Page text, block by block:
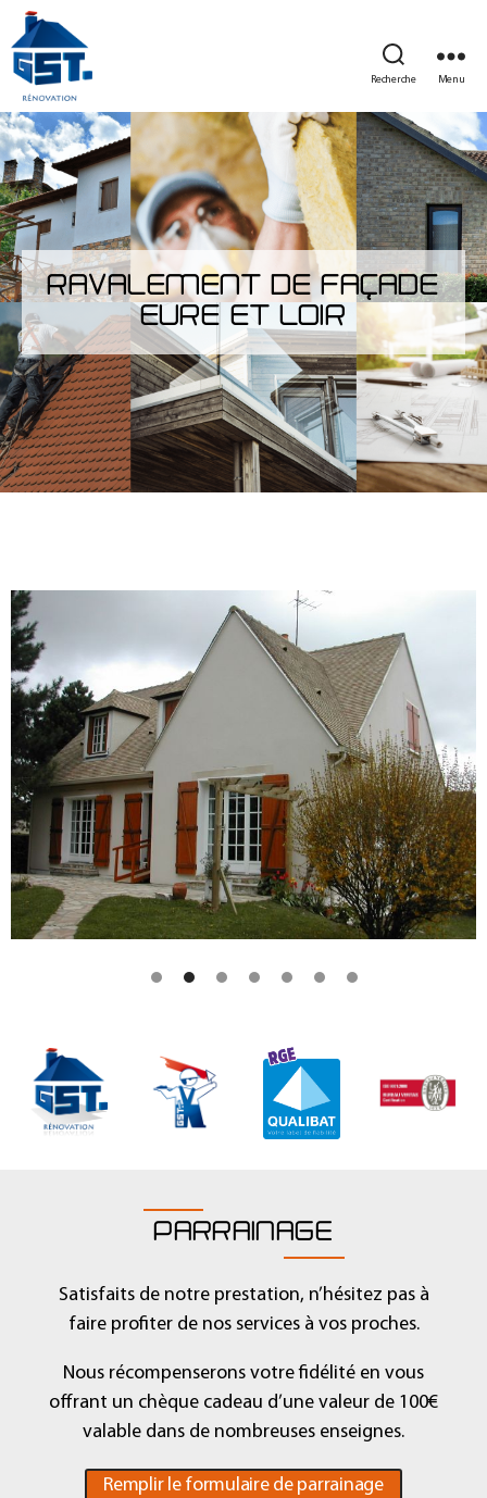
Recherche Menu
RAVALEMENT DE FAÇADE
EURE ET LOIR
1 2 3 4 5 6 7
PARRAINAGE
Satisfaits de notre prestation, n’hésitez pas à
faire profiter de nos services à vos proches.
Nous récompenserons votre fidélité en vous
offrant un chèque cadeau d’une valeur de 100€
valable dans de nombreuses enseignes.
Remplir le formulaire de parrainage